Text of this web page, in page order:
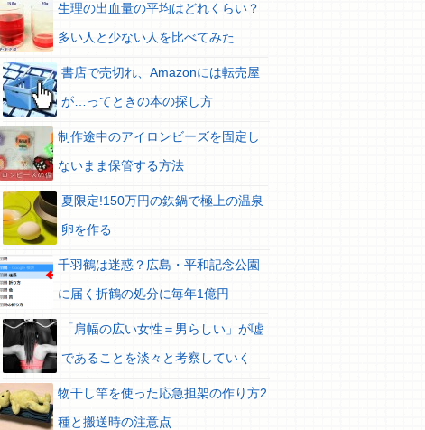
生理の出血量の平均はどれくらい？
多い人と少ない人を比べてみた
書店で売切れ、Amazonには転売屋
が…ってときの本の探し方
制作途中のアイロンビーズを固定し
ないまま保管する方法
夏限定!150万円の鉄鍋で極上の温泉
卵を作る
千羽鶴は迷惑？広島・平和記念公園
に届く折鶴の処分に毎年1億円
「肩幅の広い女性＝男らしい」が嘘
であることを淡々と考察していく
物干し竿を使った応急担架の作り方2
種と搬送時の注意点